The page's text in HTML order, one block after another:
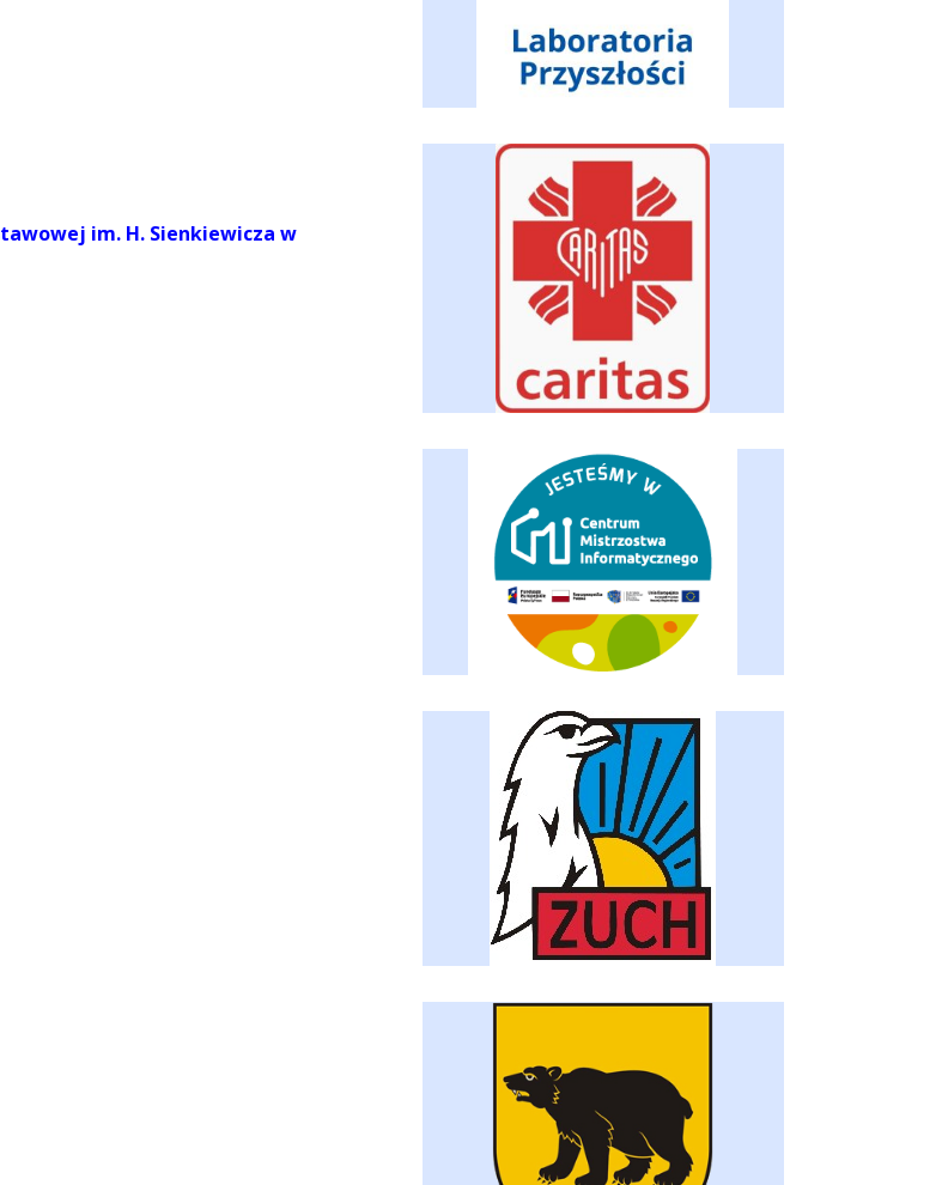
im. H. Sienkiewicza w